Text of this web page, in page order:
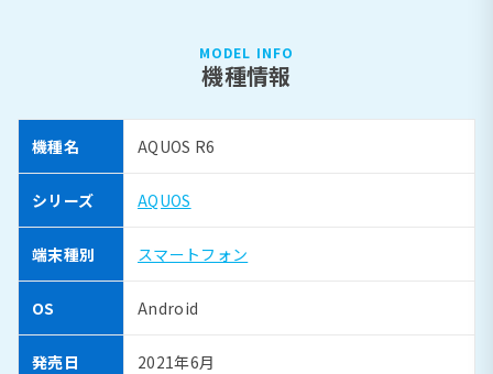
MODEL INFO
機種情報
機種名 AQUOS R6
シリーズ AQUOS
端末種別 スマートフォン
OS Android
発売日 2021年6月